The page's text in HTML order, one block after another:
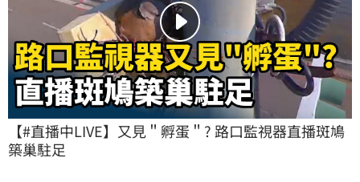
【#直播中LIVE】又見＂孵蛋＂? 路口監視器直播斑鳩
築巢駐足